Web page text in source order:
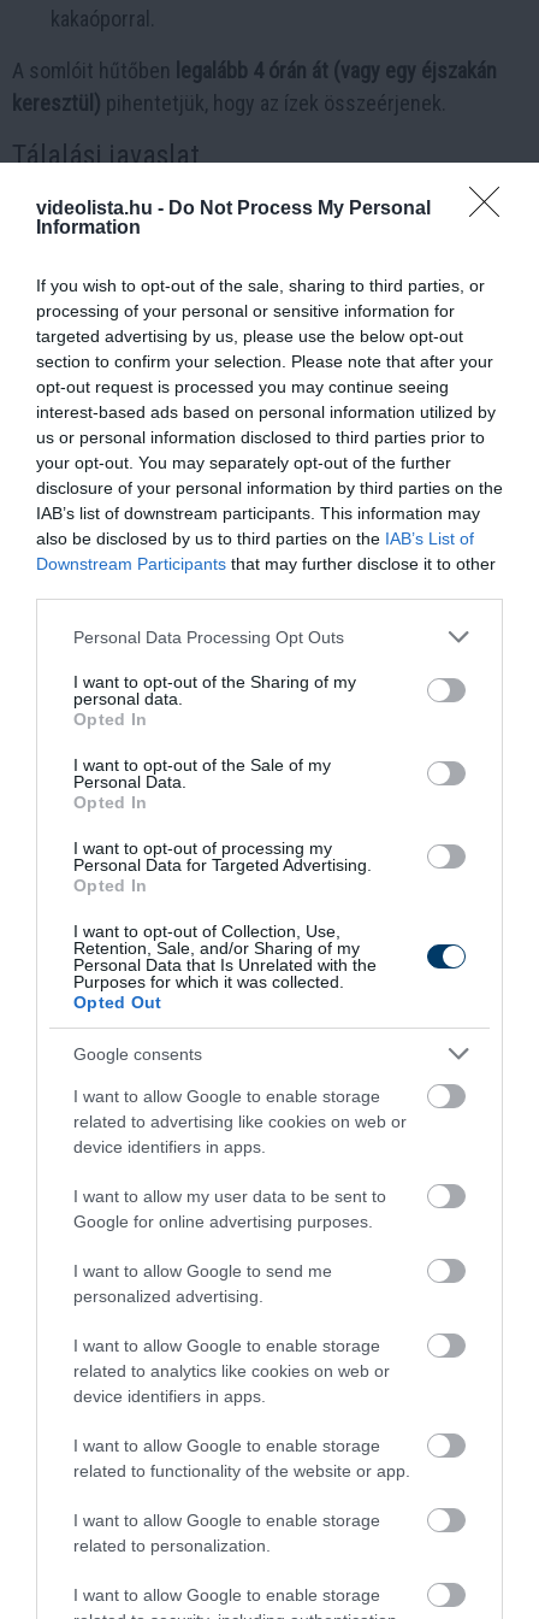
videolista.hu - Do Not Process My Personal
Information
If you wish to opt-out of the sale, sharing to third parties, or
processing of your personal or sensitive information for
targeted advertising by us, please use the below opt-out
section to confirm your selection. Please note that after your
opt-out request is processed you may continue seeing
interest-based ads based on personal information utilized by
us or personal information disclosed to third parties prior to
your opt-out. You may separately opt-out of the further
disclosure of your personal information by third parties on the
IAB’s list of downstream participants. This information may
also be disclosed by us to third parties on the IAB’s List of
Downstream Participants that may further disclose it to other
Please note that this website/app uses one or more Google
not limited to your visit or usage behaviour. You may click to
grant or deny consent to Google and its third-party tags to
use your data for below specified purposes in below Google
consent section.
Personal Data Processing Opt Outs
I want to opt-out of the Sharing of my
personal data.
Opted In
I want to opt-out of the Sale of my
Personal Data.
Opted In
I want to opt-out of processing my
Personal Data for Targeted Advertising.
Opted In
I want to opt-out of Collection, Use,
Retention, Sale, and/or Sharing of my
Personal Data that Is Unrelated with the
Purposes for which it was collected.
Opted Out
Google consents
I want to allow Google to enable storage
related to advertising like cookies on web or
device identifiers in apps.
I want to allow my user data to be sent to
Google for online advertising purposes.
I want to allow Google to send me
personalized advertising.
I want to allow Google to enable storage
related to analytics like cookies on web or
device identifiers in apps.
I want to allow Google to enable storage
related to functionality of the website or app.
I want to allow Google to enable storage
related to personalization.
I want to allow Google to enable storage
kakaóporral.
A somlóit hűtőben legalább 4 órán át (vagy egy éjszakán
keresztül) pihentetjük, hogy az ízek összeérjenek.
Tálalási javaslat
A jól lehűlt somlói galuskátfagyiskanállal adagoljuk
, így
szép, szabályos gombócokat kapunk. A tetejére
leöntjük. Szórjunk rápirított diót és néhány mazsolát a
díszítéshez.
A somlói galuska másnapra a legfinomabb, amikor a piskóta
teljesen magába szívta a szirupot és a krém ízét –napról
napra selymesebb és gazdagabb lesz .
Előkészítési idő:180 perc
Sütési idő:18 perc
Hőfok:170 °C (alul-felül sütés)
amelyben aháromféle piskóta, a rumos mazsola, a selymes
vaníliakrém és a csokoládéöntet
Bár elkészítése több lépésből áll, az eredmény egy olyan
édesség, amely méltán viseli a
magyar cukrászat koronáját
6 h 10 min
Fungus Is A Parasite, And It Dies From A Drop Of
485 158 274
6 h 15 min